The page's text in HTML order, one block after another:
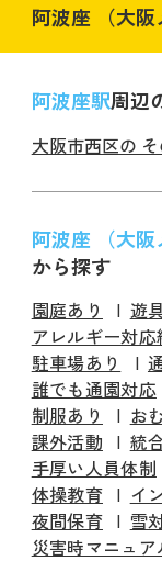
阿波座 （大
阿波座駅周辺
大阪市西区の
阿波座 （大阪
から探す
園庭あり 遊
アレルギー対応
駐車場あり
誰でも通園対応
制服あり
お
課外活動
統
手厚い人員体制
体操教育
イ
夜間保育
雪
災害時マニュア